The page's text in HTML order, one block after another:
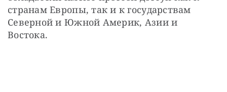
странам Европы, так и к государствам
Северной и Южной Америк, Азии и
Востока.